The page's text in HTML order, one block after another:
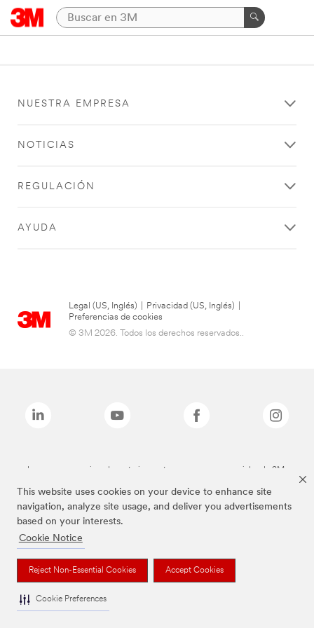
This website uses cookies on your device to enhance site
navigation, analyze site usage, and deliver you advertisements
based on your interests.
Cookie Notice
Reject Non-Essential Cookies Accept Cookies
Cookie Preferences
NUESTRA EMPRESA
NOTICIAS
REGULACIÓN
AYUDA
Legal (US, Inglés) Privacidad (US, Inglés)
Preferencias de cookies
© 3M 2026. Todos los derechos reservados..
Las marcas mencionadas anteriormente son marcas comerciales de 3M.